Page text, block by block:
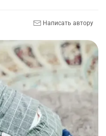
который ездил
Написать автору